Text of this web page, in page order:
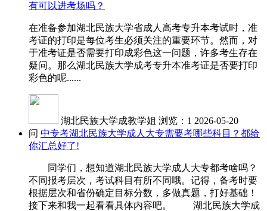
有可以进考场吗？
在准备参加湖北民族大学省成人高考专升本考试时，准
考证的打印是每位考生必须关注的重要环节。然而，对
于准考证是否需要打印成彩色这一问题，许多考生存在
疑问。那么湖北民族大学成考专升本准考证是否要打印
彩色的呢......
湖北民族大学成教学姐 浏览：1 2026-05-20
问 中专考湖北民族大学成人大专需要考哪些科目？都给
你汇总好了!
同学们，想知道湖北民族大学成人大专都考啥吗？
不同报考层次，考试科目有所不同哦。记得，备考时要
根据层次和省份确定目标分数，多做真题，打好基础！
接下来和我一起看看具体内容吧。 湖北民族大学成